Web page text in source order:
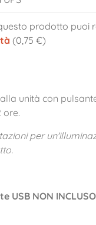
prodotto puoi
(0,75 €)
unità con
ore.
per
USB NON